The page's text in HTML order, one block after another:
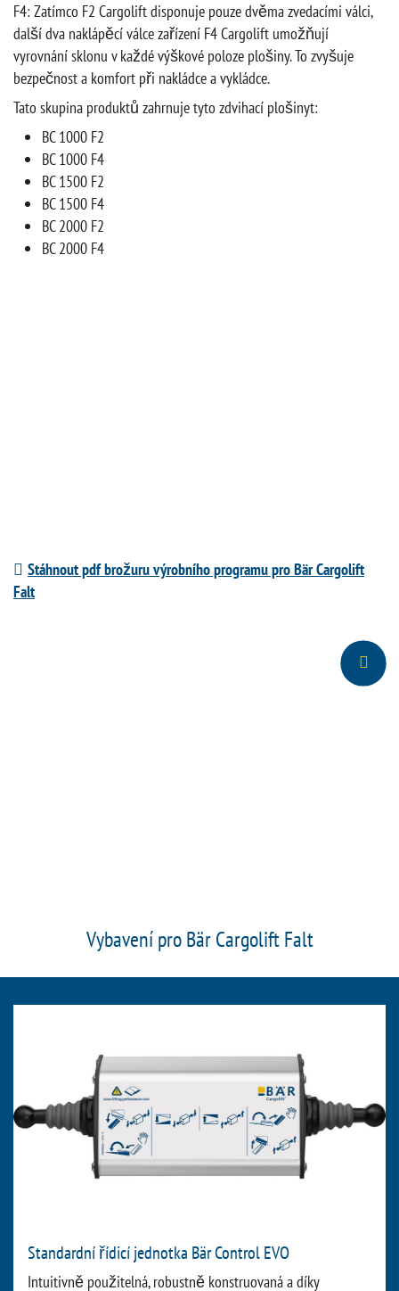
F4: Zatímco F2 Cargolift disponuje pouze dvěma zvedacími válci,
další dva naklápěcí válce zařízení F4 Cargolift umožňují
vyrovnání sklonu v každé výškové poloze plošiny. To zvyšuje
bezpečnost a komfort při nakládce a vykládce.
Tato skupina produktů zahrnuje tyto zdvihací plošinyt:
BC 1000 F2
BC 1000 F4
BC 1500 F2
BC 1500 F4
BC 2000 F2
BC 2000 F4
Stáhnout pdf brožuru výrobního programu pro Bär Cargolift
Falt
Vybavení pro Bär Cargolift Falt
Standardní řídicí jednotka Bär Control EVO
Intuitivně použitelná, robustně konstruovaná a díky